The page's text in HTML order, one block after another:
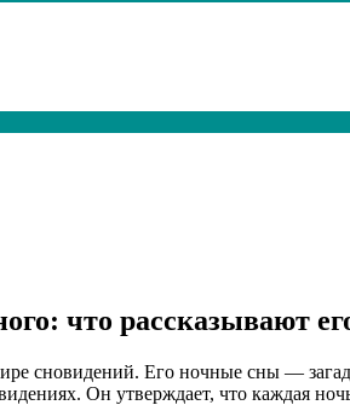
что рассказывают
сновидений. Его ночные сны —
Он утверждает, что каждая